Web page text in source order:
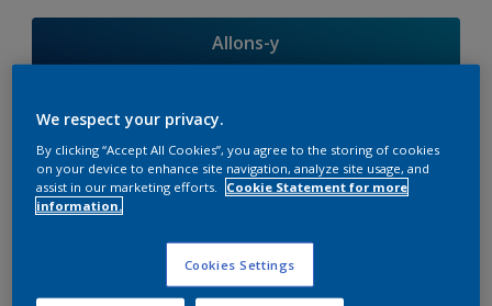
Allons-y
Suggestions
d'Harmonies
Le Blanc Parfait
We respect your privacy.
By clicking “Accept All Cookies”, you agree to the storing of cookies
on your device to enhance site navigation, analyze site usage, and
assist in our marketing efforts.
Cookie Statement for more
information.
Cookies Settings